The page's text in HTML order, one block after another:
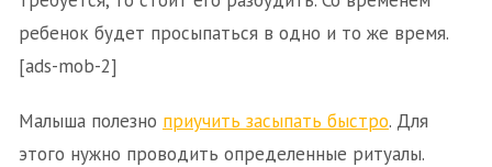
ребенок будет просыпаться в одно и то же время.
[ads-mob-2]
Малыша полезно приучить засыпать быстро. Для
этого нужно проводить определенные ритуалы.